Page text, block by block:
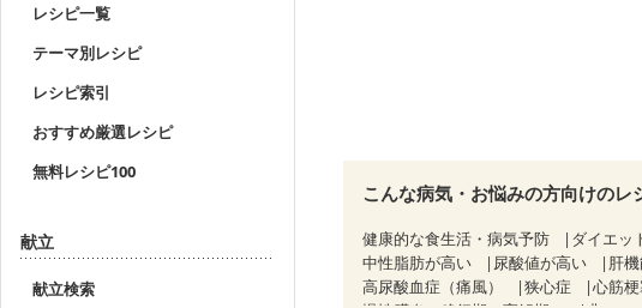
レシピ一覧
テーマ別レシピ
レシピ索引
おすすめ厳選レシピ
無料レシピ100
献立
献立検索
こんな病気・お悩みの方向けのレ
健康的な食生活・病気予防 ダイエッ
中性脂肪が高い
尿酸値が高い 肝
高尿酸血症（痛風）
狭心症 心筋